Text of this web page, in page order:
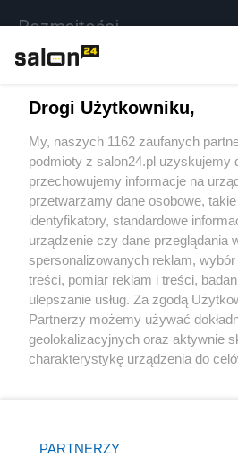
Rozmaitości
Sport
Społeczeństwo
Kultura
X Facebook
Drogi Użytkowniku,
My, naszych 1162 zaufanych
podmioty z salon24.pl uzyskujemy
przechowujemy informacje na
przetwarzamy dane osobowe,
identyfikatory, standardowe
urządzenie czy dane przeglądania
spersonalizowanych reklam,
treści, pomiar reklam i treści,
ulepszanie usług. Za zgodą
Partnerzy możemy używać
geolokalizacyjnych oraz aktywnie
charakterystykę urządzenia do
zmienić/wycofać klikając przycisk
znajdujący się w lewym dolnym
PARTNERZY